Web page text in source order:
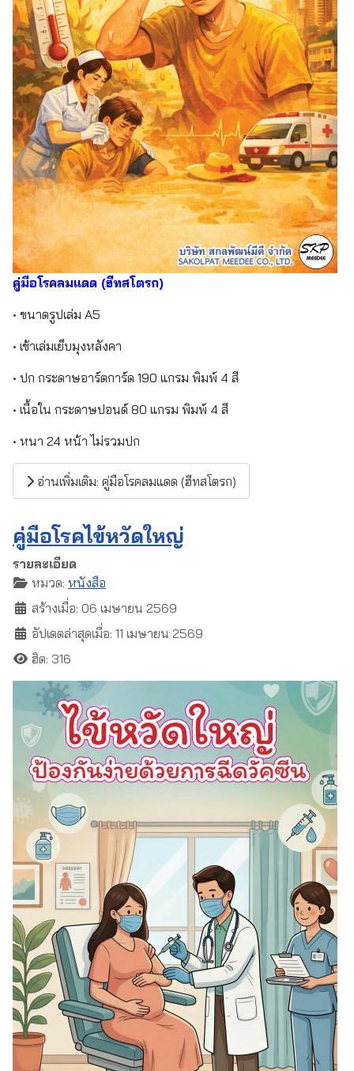
คู่มือโรคลมแดด (ฮีทสโตรก)
• ขนาดรูปเล่ม A5
• เข้าเล่มเย็บมุงหลังคา
• ปก กระดาษอาร์ตการ์ด 190 แกรม พิมพ์ 4 สี
• เนื้อใน กระดาษปอนด์ 80 แกรม พิมพ์ 4 สี
• หนา 24 หน้า ไม่รวมปก
อ่านเพิ่มเติม: คู่มือโรคลมแดด (ฮีทสโตรก)
คู่มือโรคไข้หวัดใหญ่
รายละเอียด
หมวด: หนังสือ
สร้างเมื่อ: 06 เมษายน 2569
อัปเดตล่าสุดเมื่อ: 11 เมษายน 2569
ฮิต: 316